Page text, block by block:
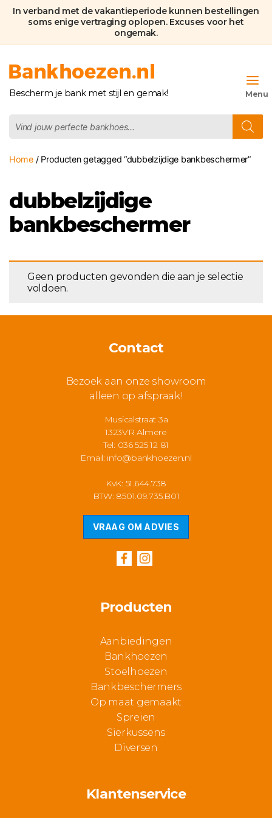
In verband met de vakantieperiode kunnen bestellingen
soms enige vertraging oplopen. Excuses voor het
ongemak.
Bankhoezen.nl
Bescherm je bank met stijl en gemak!
zoeken
Home/ Producten getagged “dubbelzijdige bankbeschermer”
dubbelzijdige
bankbeschermer
Geen producten gevonden die aan je selectie
voldoen.
Contact
Bezoek aan onze showroom
alleen op afspraak!
Musicalstraat 3a
1323VR Almere
Tel: 036 525 12 81
Email: info@bankhoezen.nl
KvK: 51.644.738
BTW: 8501.09.735.B01
VRAAG OM ADVIES
Producten
Aanbiedingen
Bankhoezen
Stoelhoezen
Bankbeschermers
Op maat gemaakt
Spreien
Sierkussens
Diversen
Klantenservice